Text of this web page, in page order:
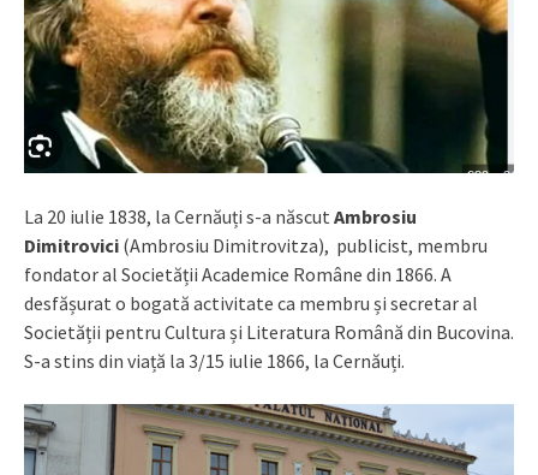
La 20 iulie 1838, la Cernăuți s-a născut Ambrosiu
Dimitrovici (Ambrosiu Dimitrovitza), publicist, membru
fondator al Societății Academice Române din 1866. A
desfășurat o bogată activitate ca membru și secretar al
Societății pentru Cultura și Literatura Română din Bucovina.
S-a stins din viață la 3/15 iulie 1866, la Cernăuți.